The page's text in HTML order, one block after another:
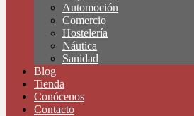
Automoción
Comercio
Hostelería
Náutica
Sanidad
Blog
Tienda
Conócenos
Contacto